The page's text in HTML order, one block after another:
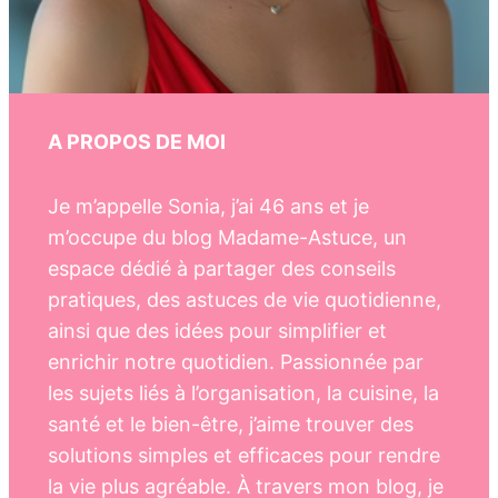
A PROPOS DE MOI
Je m’appelle Sonia, j’ai 46 ans et je
m’occupe du blog Madame-Astuce, un
espace dédié à partager des conseils
pratiques, des astuces de vie quotidienne,
ainsi que des idées pour simplifier et
enrichir notre quotidien. Passionnée par
les sujets liés à l’organisation, la cuisine, la
santé et le bien-être, j’aime trouver des
solutions simples et efficaces pour rendre
la vie plus agréable. À travers mon blog, je